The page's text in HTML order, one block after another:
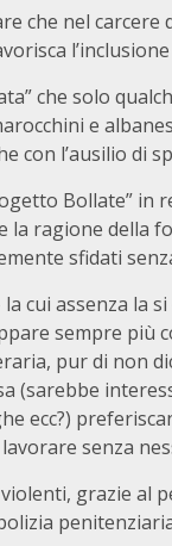
che nel
che solo
e
con l’ausilio di
Bollate” in
la ragione della
sfidati
cui assenza la
sempre
pur di non
(sarebbe
ecc?)
senza
grazie al